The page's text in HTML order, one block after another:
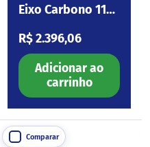
Eixo Carbono 110-
Preço normal
R$ 2.396,06
Adicionar ao
carrinho
Comparar